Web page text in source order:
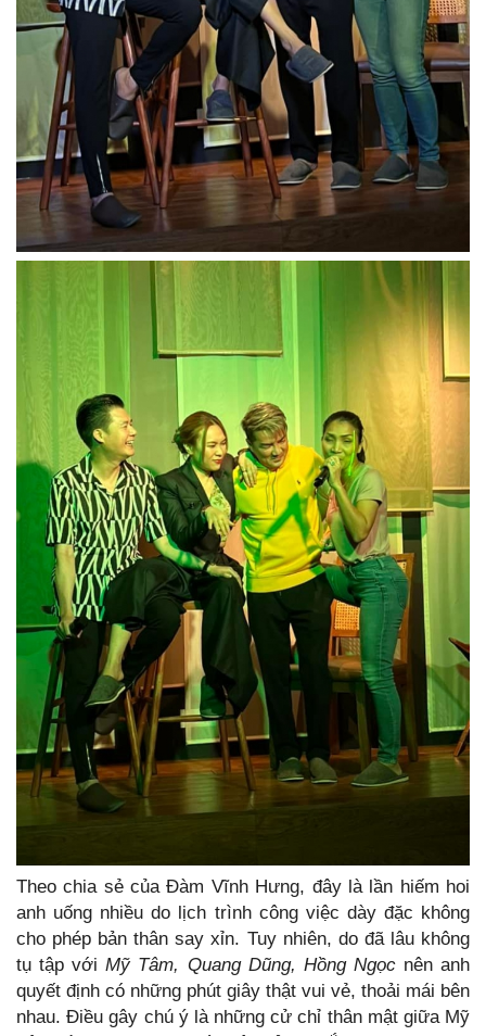
Theo chia sẻ của Đàm Vĩnh Hưng, đây là lần hiếm hoi
anh uống nhiều do lịch trình công việc dày đặc không
cho phép bản thân say xỉn. Tuy nhiên, do đã lâu không
tụ tập vớiMỹ Tâm, Quang Dũng, Hồng Ngọcnên anh
quyết định có những phút giây thật vui vẻ, thoải mái bên
nhau. Điều gây chú ý là những cử chỉ thân mật giữa Mỹ